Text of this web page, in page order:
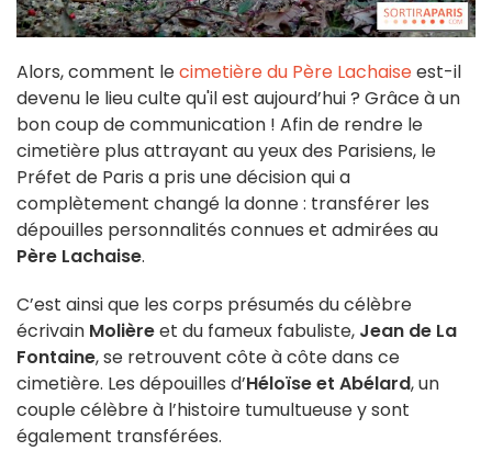
Alors, comment lecimetière du Père Lachaiseest-il
devenu le lieu culte qu'il est aujourd’hui ? Grâce à un
bon coup de communication ! Afin de rendre le
cimetière plus attrayant au yeux des Parisiens, le
Préfet de Paris a pris une décision qui a
complètement changé la donne : transférer les
dépouilles personnalités connues et admirées au
Père Lachaise.
C’est ainsi que les corps présumés du célèbre
écrivain Molièreet du fameux fabuliste, Jean de La
Fontaine, se retrouvent côte à côte dans ce
cimetière. Les dépouilles d’Héloïse et Abélard, un
couple célèbre à l’histoire tumultueuse y sont
également transférées.